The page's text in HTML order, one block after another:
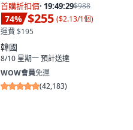
首購折扣價· 19:49:28$988
74% $255 ($2.13/1個)
運費 $195
韓國
8/10 星期一預計送達
WOW會員免運
(42,183)